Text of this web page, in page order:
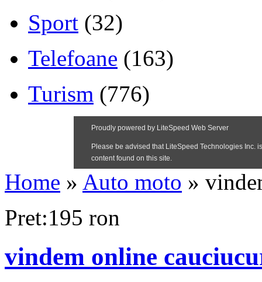
Sport (32)
Telefoane (163)
Turism (776)
Home » Auto moto »
Pret:195 ron
vindem online